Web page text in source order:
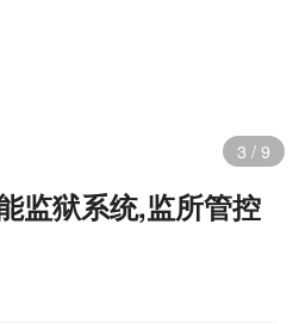
3 /9
监狱系统,监所管控